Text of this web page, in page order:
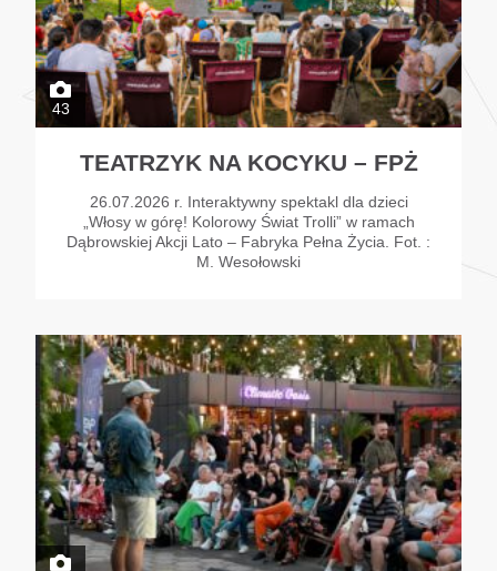
43
TEATRZYK NA KOCYKU – FPŻ
26.07.2026 r. Interaktywny spektakl dla dzieci
„Włosy w górę! Kolorowy Świat Trolli” w ramach
Dąbrowskiej Akcji Lato – Fabryka Pełna Życia. Fot. :
M. Wesołowski